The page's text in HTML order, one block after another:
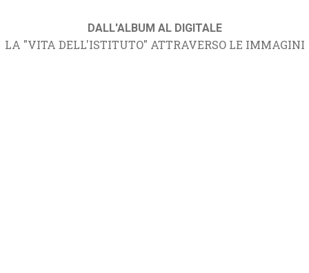
DALL'ALBUM AL DIGITALE
LA "VITA DELL'ISTITUTO" ATTRAVERSO LE IMMAGINI